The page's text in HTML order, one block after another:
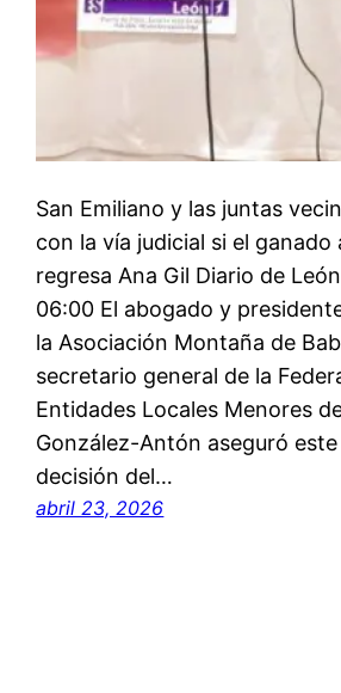
San Emiliano y las juntas
con la vía judicial si el ganado
regresa Ana Gil Diario de
06:00 El abogado y
la Asociación Montaña de
secretario general de la
Entidades Locales Menores
González-Antón aseguró
decisión del…
abril 23, 2026